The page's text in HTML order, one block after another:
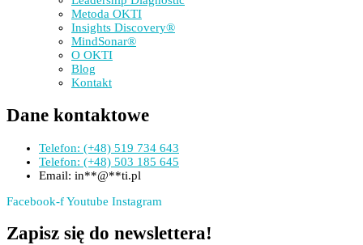
Metoda OKTI
Insights Discovery®
MindSonar®
O OKTI
Blog
Kontakt
Dane kontaktowe
Telefon: (+48) 519 734 643
Telefon: (+48) 503 185 645
Email: in**@**ti.pl
Facebook-fYoutube Instagram
Zapisz się do newslettera!